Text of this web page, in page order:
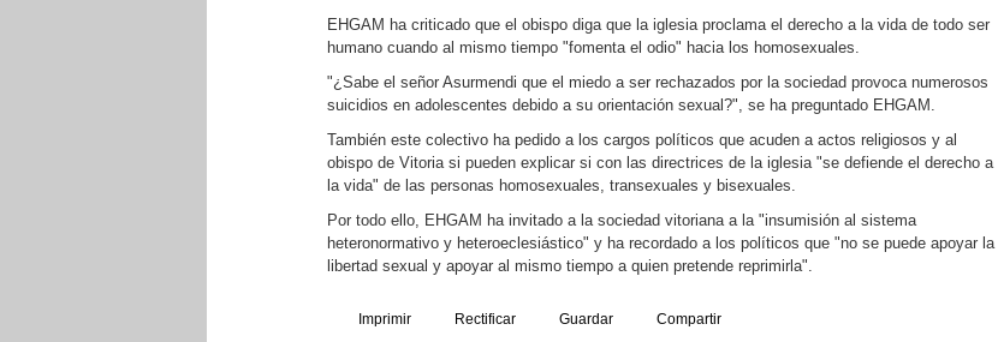
EHGAM ha criticado que el obispo diga que la iglesia proclama el derecho a la vida de todo ser
humano cuando al mismo tiempo "fomenta el odio" hacia los homosexuales.
"¿Sabe el señor Asurmendi que el miedo a ser rechazados por la sociedad provoca numerosos
suicidios en adolescentes debido a su orientación sexual?", se ha preguntado EHGAM.
También este colectivo ha pedido a los cargos políticos que acuden a actos religiosos y al
obispo de Vitoria si pueden explicar si con las directrices de la iglesia "se defiende el derecho a
la vida" de las personas homosexuales, transexuales y bisexuales.
Por todo ello, EHGAM ha invitado a la sociedad vitoriana a la "insumisión al sistema
heteronormativo y heteroeclesiástico" y ha recordado a los políticos que "no se puede apoyar la
libertad sexual y apoyar al mismo tiempo a quien pretende reprimirla".
Imprimir Rectificar Guardar Compartir